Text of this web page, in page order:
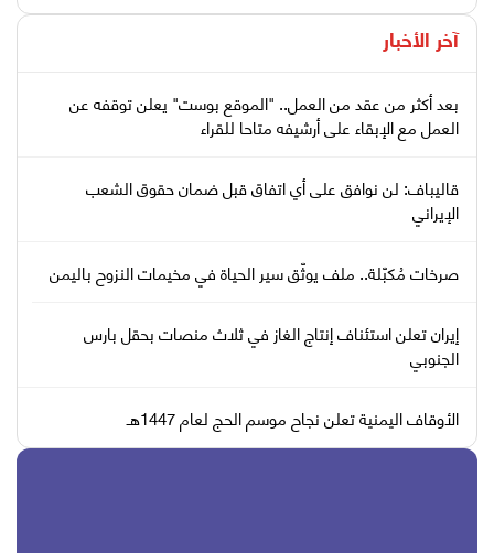
آخر الأخبار
بعد أكثر من عقد من العمل.. "الموقع بوست" يعلن توقفه عن
العمل مع الإبقاء على أرشيفه متاحا للقراء
قاليباف: لن نوافق على أي اتفاق قبل ضمان حقوق الشعب
الإيراني
صرخات مُكبّلة.. ملف يوثّق سير الحياة في مخيمات النزوح باليمن
إيران تعلن استئناف إنتاج الغاز في ثلاث منصات بحقل بارس
الجنوبي
الأوقاف اليمنية تعلن نجاح موسم الحج لعام 1447هـ